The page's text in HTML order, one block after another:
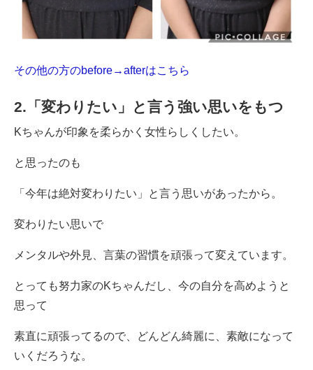
その他の方のbefore→afterはこちら
2.「変わりたい」と言う強い思いをもつ
Kちゃんが印象を柔らかく女性らしくしたい。
と思ったのも
「今年は絶対変わりたい」と言う思いがあったから。
変わりたい思いで
メンタルや外見、言葉の習慣を頑張って変えています。
とっても努力家のKちゃんだし、今の自分を高めようと
思って
素直に頑張ってるので、どんどん綺麗に、素敵になって
いくだろうな。